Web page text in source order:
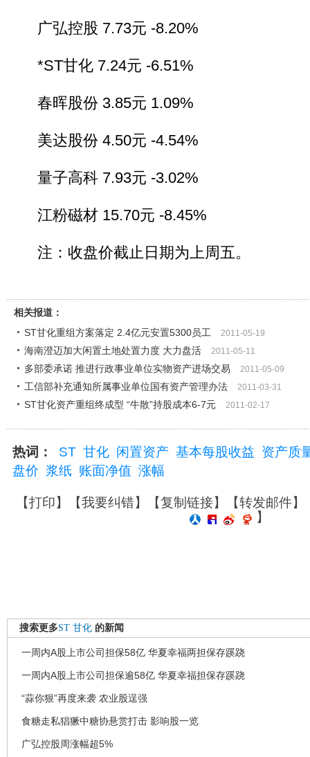
广弘控股 7.73元 -8.20%
*ST甘化 7.24元 -6.51%
春晖股份 3.85元 1.09%
美达股份 4.50元 -4.54%
量子高科 7.93元 -3.02%
江粉磁材 15.70元 -8.45%
注：收盘价截止日期为上周五。
相关报道：
ST甘化重组方案落定 2.4亿元安置5300员工
2011-05-19
海南澄迈加大闲置土地处置力度 大力盘活 2011-05-11
多部委承诺 推进行政事业单位实物资产进场交易 2011-05-09
工信部补充通知所属事业单位国有资产管理办法 2011-03-31
ST甘化资产重组终成型 “牛散”持股成本6-7元 2011-02-17
热词： ST 甘化 闲置资产 基本每股收益 资产质
盘价 浆纸 账面净值 涨幅
【打印】【我要纠错】【复制链接】【转发邮件】
】
搜索更多ST 甘化 的新闻
一周内A股上市公司担保58亿 华夏幸福两担保存蹊跷
一周内A股上市公司担保逾58亿 华夏幸福担保存蹊跷
“蒜你狠”再度来袭 农业股逞强
食糖走私猖獗中糖协悬赏打击 影响股一览
广弘控股周涨幅超5%